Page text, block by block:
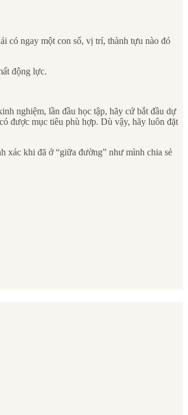
có ngay một con số, vị trí, thành tựu nào đó
động lực.
nghiệm, lần đầu học tập, hãy cứ bắt đầu dự
được mục tiêu phù hợp. Dù vậy, hãy luôn đặt
xác khi đã ở “giữa đường” như mình chia sẻ